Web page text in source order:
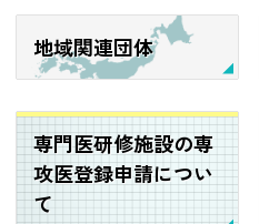
地域関連団体
専門医研修施設の専
攻医登録申請につい
て